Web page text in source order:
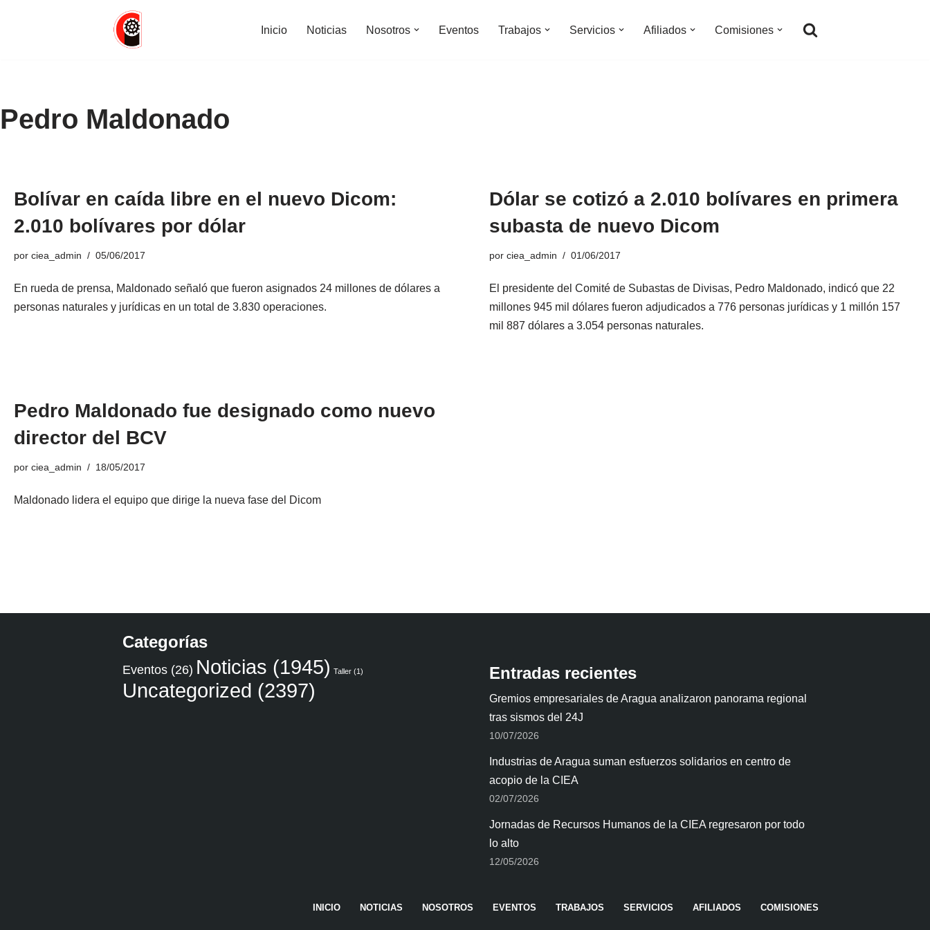
Inicio Noticias Nosotros Eventos Trabajos Servicios Afiliados Comisiones
Pedro Maldonado
Bolívar en caída libre en el nuevo Dicom:
2.010 bolívares por dólar
por ciea_admin 05/06/2017
En rueda de prensa, Maldonado señaló que fueron asignados 24 millones de dólares a
personas naturales y jurídicas en un total de 3.830 operaciones.
Dólar se cotizó a 2.010 bolívares en primera
subasta de nuevo Dicom
por ciea_admin 01/06/2017
El presidente del Comité de Subastas de Divisas, Pedro Maldonado, indicó que 22
millones 945 mil dólares fueron adjudicados a 776 personas jurídicas y 1 millón 157
mil 887 dólares a 3.054 personas naturales.
Pedro Maldonado fue designado como nuevo
director del BCV
por ciea_admin 18/05/2017
Maldonado lidera el equipo que dirige la nueva fase del Dicom
Categorías
Eventos (26) Noticias (1945) Taller (1)
Uncategorized (2397)
Entradas recientes
Gremios empresariales de Aragua analizaron panorama regional
tras sismos del 24J
10/07/2026
Industrias de Aragua suman esfuerzos solidarios en centro de
acopio de la CIEA
02/07/2026
Jornadas de Recursos Humanos de la CIEA regresaron por todo
lo alto
12/05/2026
INICIO NOTICIAS NOSOTROS EVENTOS TRABAJOS SERVICIOS AFILIADOS COMISIONES